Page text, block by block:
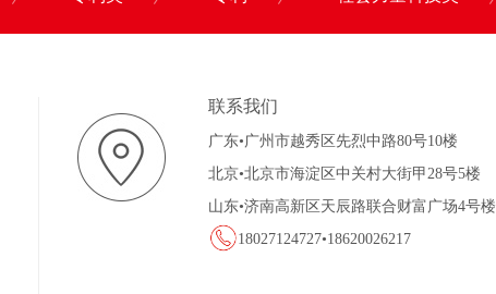
联系我们
广东•广州市越秀区先烈中路80号10楼
北京•北京市海淀区中关村大街甲28号5楼
山东•济南高新区天辰路联合财富广场4号楼
18027124727•18620026217